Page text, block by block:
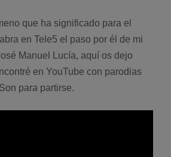
que ha significado para el
en Tele5 el paso por él de mi
Manuel Lucí­a, aquí­ os dejo
en YouTube con parodias
para partirse.